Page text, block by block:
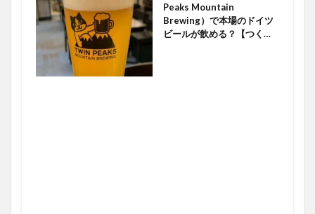
Peaks Mountain
Brewing）で本場のドイツ
ビールが飲める？【つくば